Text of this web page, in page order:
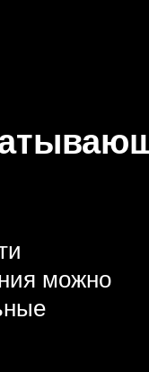
можно